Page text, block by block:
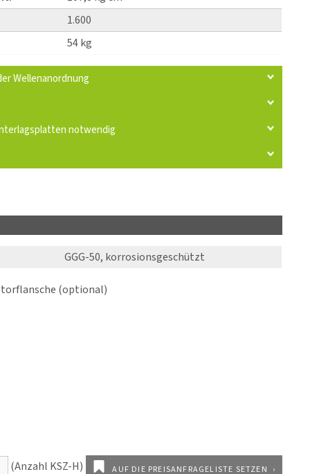
1.600
54 kg
Wellenanordnung
notwendig
GGG-50, korrosionsgeschützt
(optional)
AUF DIE PREISANFRAGELISTE SETZEN